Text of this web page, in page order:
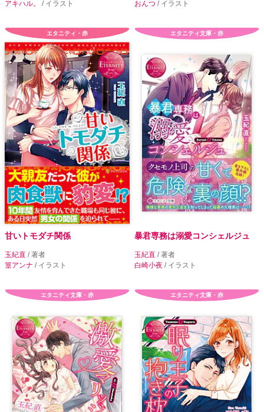
アキハル。 / イラスト おんつ / イラスト
エタニティ・赤
甘いトモダチ関係
玉紀直 / 著者
篁アンナ / イラスト
エタニティ文庫・赤
暴君専務は溺愛コンシェルジュ
玉紀直 / 著者
白崎小夜 / イラスト
エタニティ文庫・赤 エタニティ文庫・赤